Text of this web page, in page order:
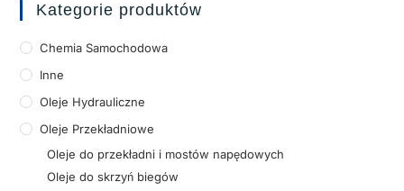
Kategorie produktów
Chemia Samochodowa
Inne
Oleje Hydrauliczne
Oleje Przekładniowe
Oleje do przekładni i mostów napędowych
Oleje do skrzyń biegów